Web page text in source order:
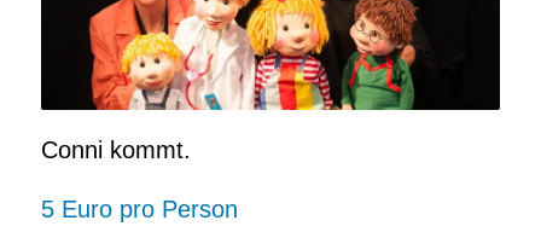
Conni kommt.
5 Euro pro Person